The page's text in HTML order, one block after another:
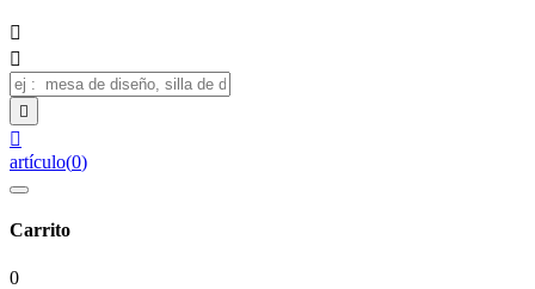




artículo(0)
Carrito
0